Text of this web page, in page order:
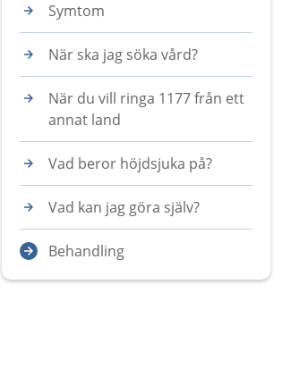
Symtom
När ska jag söka vård?
När du vill ringa 1177 från ett
annat land
Vad beror höjdsjuka på?
Vad kan jag göra själv?
Behandling